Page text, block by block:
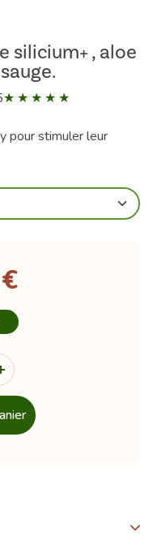
silicium+ , aloe
pour stimuler leur